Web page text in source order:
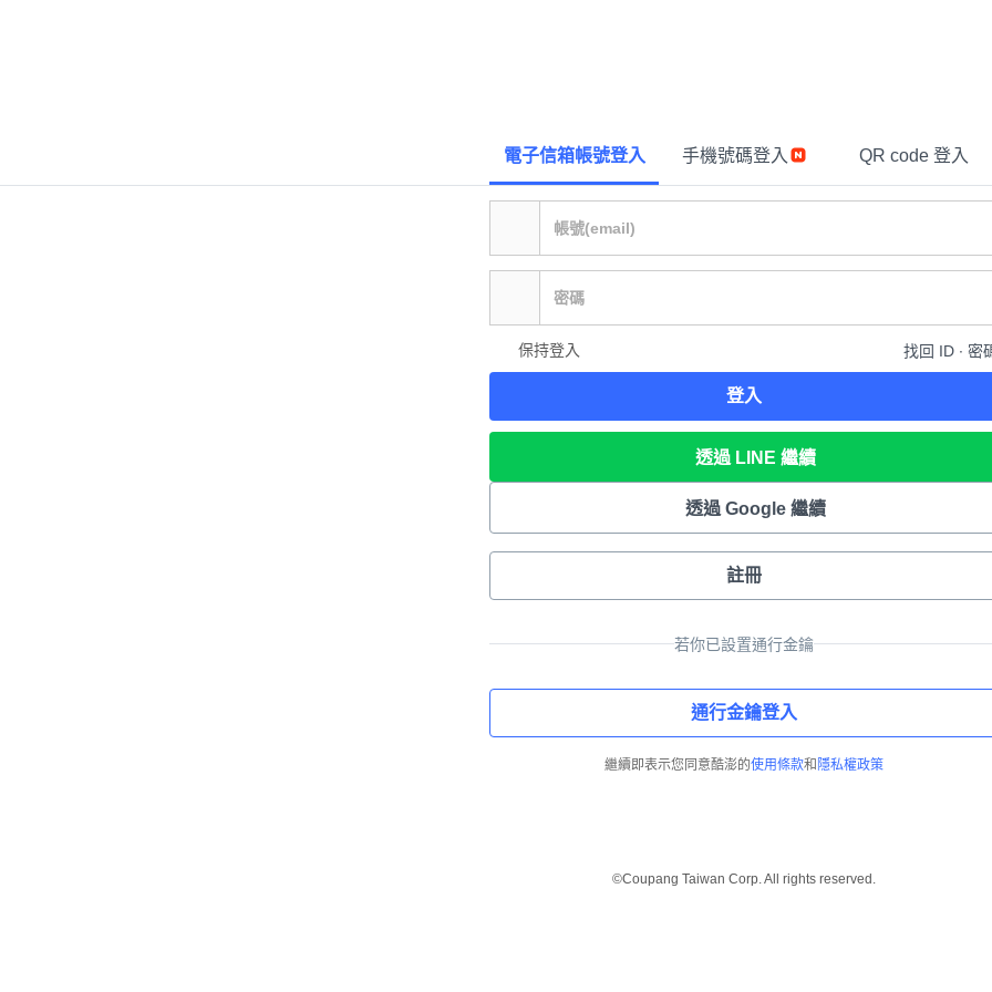
電子信箱帳號登入 手機號碼登入 QR code 登入
保持登入 找回 ID ∙ 密
登入
透過 LINE 繼續
透過 Google 繼續
註冊
若你已設置通行金鑰
通行金鑰登入
繼續即表示您同意酷澎的使用條款和 隱私權政策
©Coupang Taiwan Corp. All rights reserved.